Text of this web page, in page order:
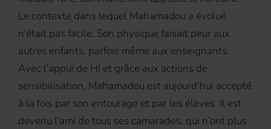
Le contexte dans lequel Mahamadou a évolué
n’était pas facile. Son physique faisait peur aux
autres enfants, parfois même aux enseignants.
Avec l’appui de HI et grâce aux actions de
sensibilisation, Mahamadou est aujourd’hui accepté
à la fois par son entourage et par les élèves. Il est
devenu l’ami de tous ses camarades, qui n’ont plus